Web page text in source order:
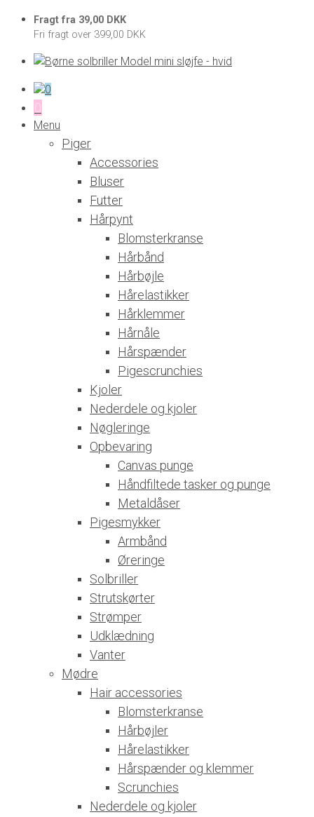
Fragt fra 39,00 DKK
Fri fragt over 399,00 DKK
0
0
Menu
Piger
Accessories
Bluser
Futter
Hårpynt
Blomsterkranse
Hårbånd
Hårbøjle
Hårelastikker
Hårklemmer
Hårnåle
Hårspænder
Pigescrunchies
Kjoler
Nederdele og kjoler
Nøgleringe
Opbevaring
Canvas punge
Håndfiltede tasker og punge
Metaldåser
Pigesmykker
Armbånd
Øreringe
Solbriller
Strutskørter
Strømper
Udklædning
Vanter
Mødre
Hair accessories
Blomsterkranse
Hårbøjler
Hårelastikker
Hårspænder og klemmer
Scrunchies
Nederdele og kjoler